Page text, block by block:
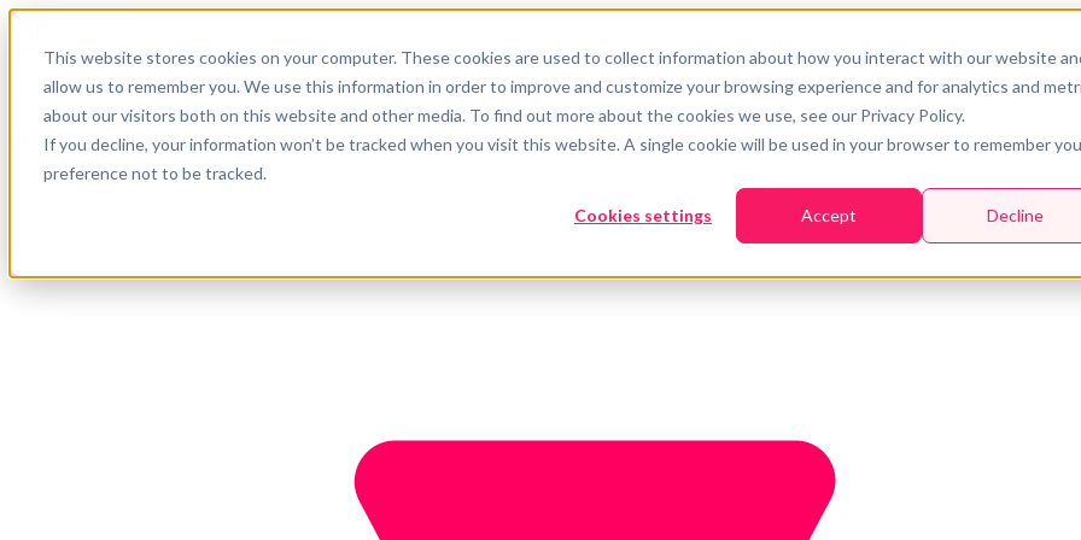
This website stores cookies on your computer. These cookies are used to collect information about how you interact with our website
allow us to remember you. We use this information in order to improve and customize your browsing experience and for analytics and
about our visitors both on this website and other media. To find out more about the cookies we use, see our Privacy Policy.
If you decline, your information won’t be tracked when you visit this website. A single cookie will be used in your browser to remember
preference not to be tracked.
Cookies settings Accept Decline
Soporte
Empresa
Empieza ahora